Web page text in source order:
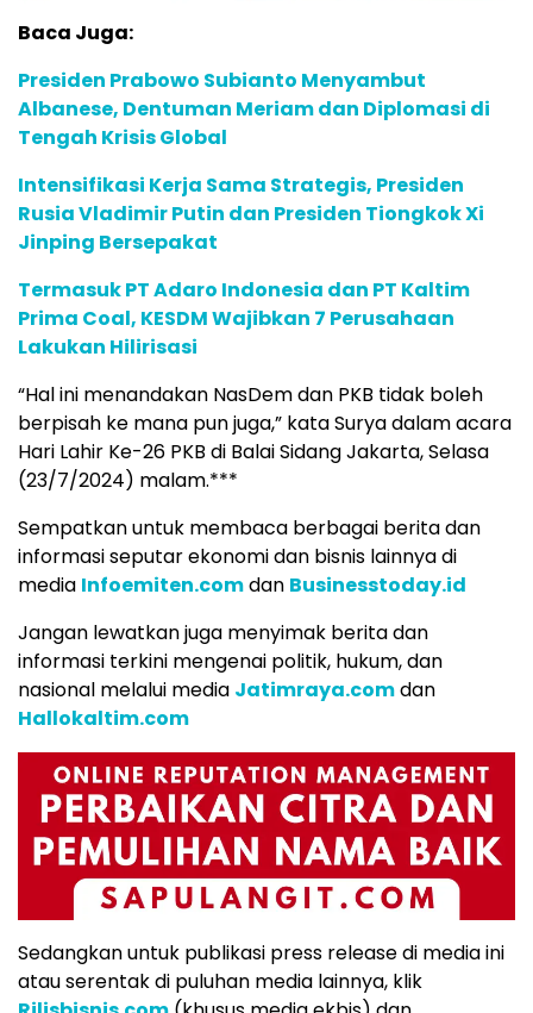
Baca Juga:
Presiden Prabowo Subianto Menyambut
Albanese, Dentuman Meriam dan Diplomasi di
Tengah Krisis Global
Intensifikasi Kerja Sama Strategis, Presiden
Rusia Vladimir Putin dan Presiden Tiongkok Xi
Jinping Bersepakat
Termasuk PT Adaro Indonesia dan PT Kaltim
Prima Coal, KESDM Wajibkan 7 Perusahaan
Lakukan Hilirisasi
“Hal ini menandakan NasDem dan PKB tidak boleh
berpisah ke mana pun juga,” kata Surya dalam acara
Hari Lahir Ke-26 PKB di Balai Sidang Jakarta, Selasa
(23/7/2024) malam.***
Sempatkan untuk membaca berbagai berita dan
informasi seputar ekonomi dan bisnis lainnya di
media Infoemiten.comdan Businesstoday.id
Jangan lewatkan juga menyimak berita dan
informasi terkini mengenai politik, hukum, dan
nasional melalui media Jatimraya.comdan
Hallokaltim.com
Sedangkan untuk publikasi press release di media ini
atau serentak di puluhan media lainnya, klik